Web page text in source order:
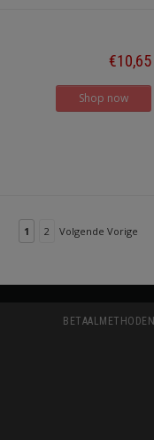
€10,65
Shop now
1 2 Volgende Vorige
BETAALMETHODEN